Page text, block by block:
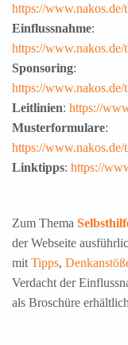
https://www.nakos.de/
Einflussnahme:
https://www.nakos.de/
Sponsoring:
https://www.nakos.de/
Leitlinien: https://
Musterformulare:
https://www.nakos.de/
Linktipps: https://
Zum Thema
der Webseite
mit Tipps,
Verdacht der
als Broschüre